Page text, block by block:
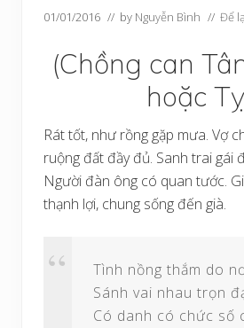
01/01/2016 // by Nguyễn Bình // Để
(Chồng can
hoặc
Rát tốt, như rồng gặp mưa. Vợ
ruộng đất đầy đủ. Sanh trai gái
Người đàn ông có quan tước.
thạnh lợi, chung sống đến già.
Tình nồng thắm do
Sánh vai nhau trọn
Có danh có chức số